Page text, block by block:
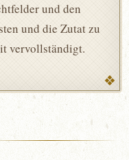
und den
und die Zutat zu
vervollständigt.